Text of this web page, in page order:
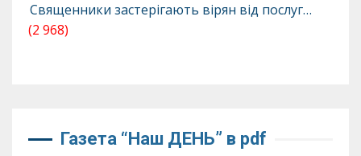
Священники застерігають вірян від послуг…
(2 968)
Газета “Наш ДЕНЬ” в pdf